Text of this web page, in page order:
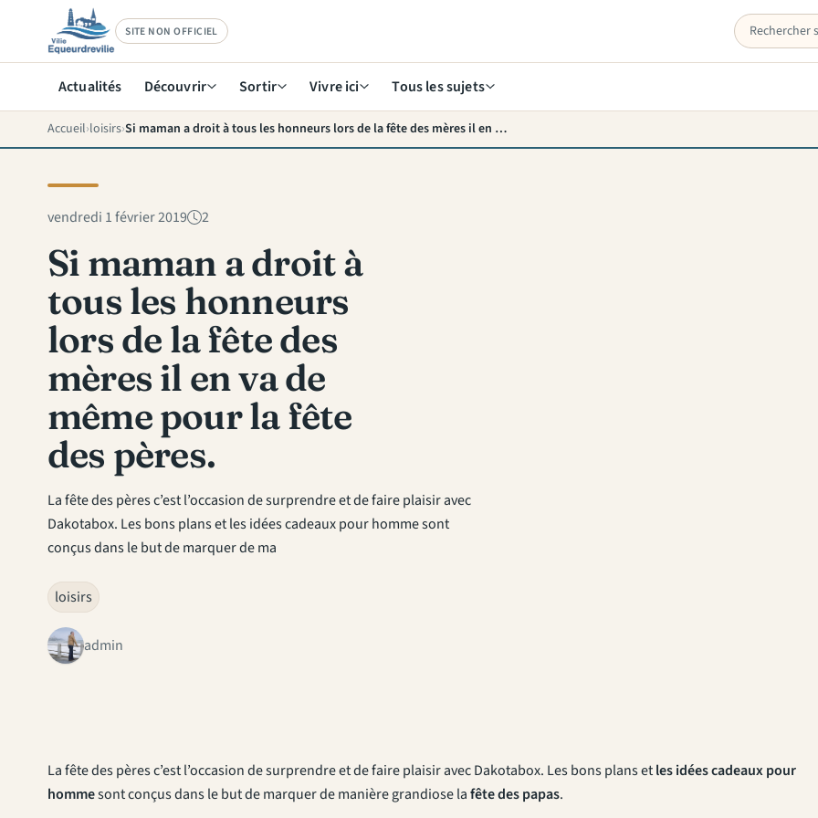
SITE NON OFFICIEL
Actualités Découvrir Sortir Vivre ici Tous les sujets
Accueil loisirs Si maman a droit à tous les honneurs lors de la fête des mères il en va de même pour la fête des pères.
vendredi 1 février 2019 2
Si maman a droit à
tous les honneurs
lors de la fête des
mères il en va de
même pour la fête
des pères.
La fête des pères c’est l’occasion de surprendre et de faire plaisir avec
Dakotabox. Les bons plans et les idées cadeaux pour homme sont
conçus dans le but de marquer de ma
loisirs
admin
La fête des pères c’est l’occasion de surprendre et de faire plaisir avec Dakotabox. Les bons plans etles idées cadeaux pour
hommesont conçus dans le but de marquer de manière grandiose lafête des papas.